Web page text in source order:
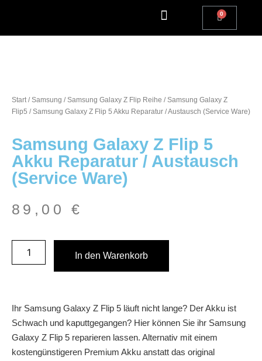
Start/Samsung /Samsung Galaxy Z Flip Reihe /Samsung Galaxy Z
Flip5 / Samsung Galaxy Z Flip 5 Akku Reparatur / Austausch (Service Ware)
Samsung Galaxy Z Flip 5
Akku Reparatur / Austausch
(Service Ware)
89,00€
In den Warenkorb
Ihr Samsung Galaxy Z Flip 5 läuft nicht lange? Der Akku ist
Schwach und kaputtgegangen? Hier können Sie ihr Samsung
Galaxy Z Flip 5 reparieren lassen. Alternativ mit einem
kostengünstigeren Premium Akku anstatt das original